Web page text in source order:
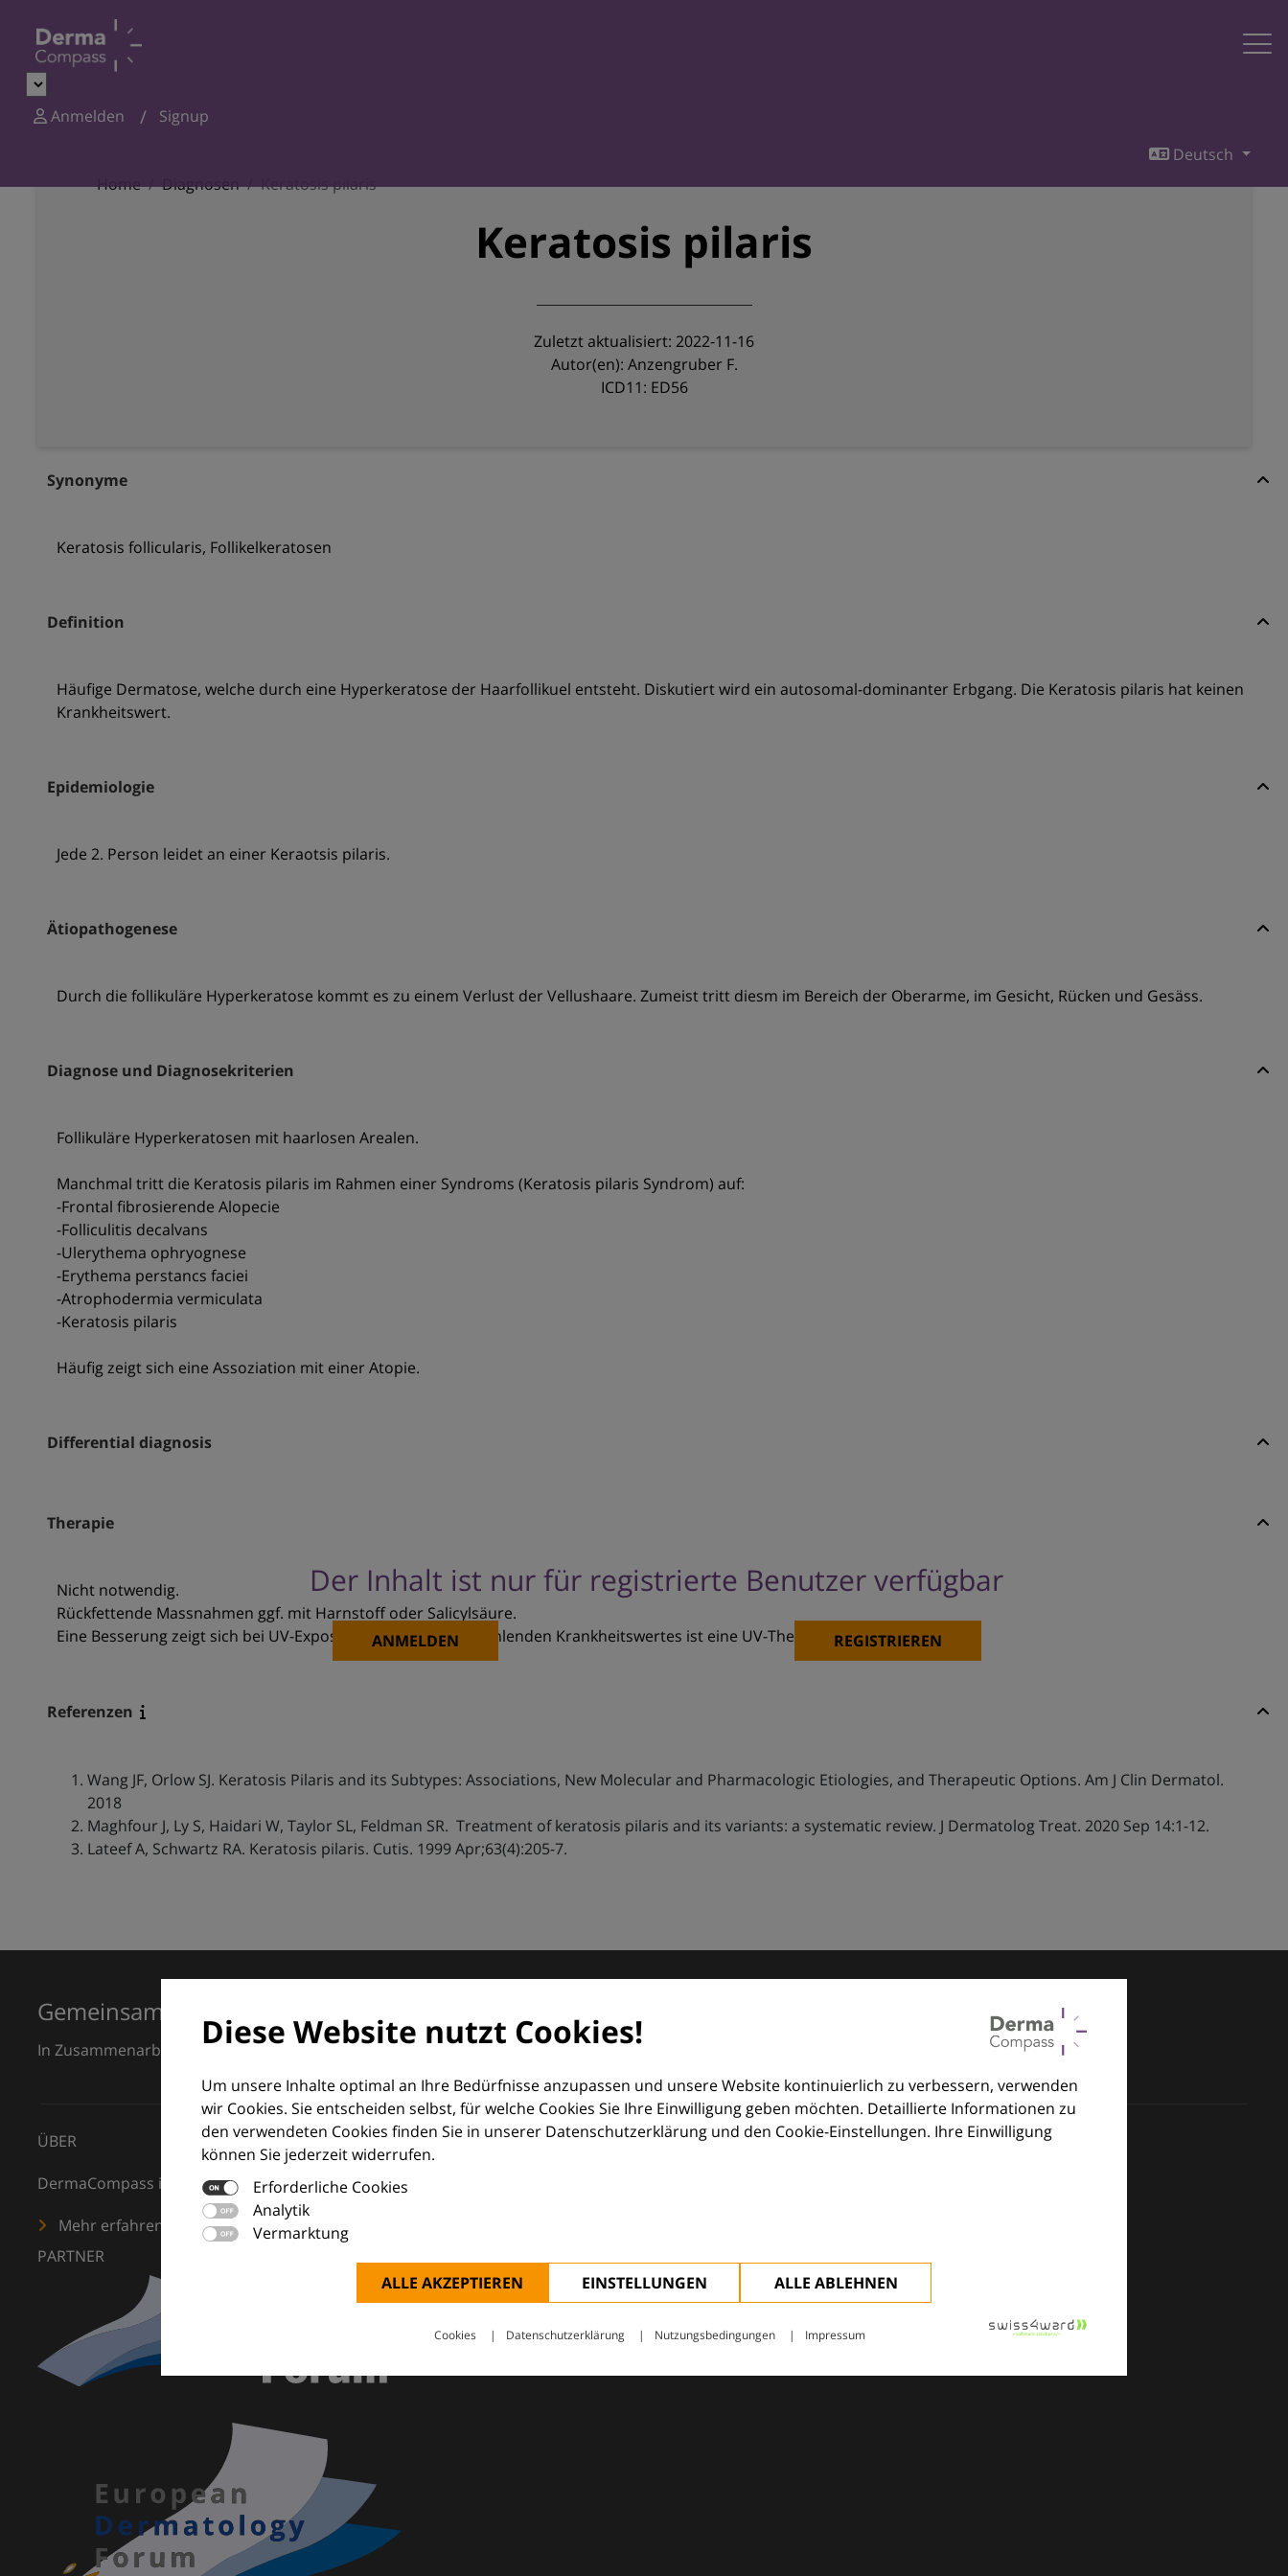
Anmelden
Signup
Deutsch
Home
Diagnosen Keratosis pilaris
Keratosis pilaris
Zuletzt aktualisiert: 2022-11-16
Autor(en): Anzengruber F.
ICD11: ED56
Synonyme
Keratosis follicularis, Follikelkeratosen
Definition
Häufige Dermatose, welche durch eine Hyperkeratose der Haarfollikuel entsteht. Diskutiert wird ein autosomal-dominanter Erbgang. Die Keratosis pilaris hat keinen
Krankheitswert.
Epidemiologie
Jede 2. Person leidet an einer Keraotsis pilaris.
Ätiopathogenese
Durch die follikuläre Hyperkeratose kommt es zu einem Verlust der Vellushaare. Zumeist tritt diesm im Bereich der Oberarme, im Gesicht, Rücken und Gesäss.
Diagnose und Diagnosekriterien
Follikuläre Hyperkeratosen mit haarlosen Arealen.
Manchmal tritt die Keratosis pilaris im Rahmen einer Syndroms (Keratosis pilaris Syndrom) auf:
-Frontal fibrosierende Alopecie
-Folliculitis decalvans
-Ulerythema ophryognese
-Erythema perstancs faciei
-Atrophodermia vermiculata
-Keratosis pilaris
Häufig zeigt sich eine Assoziation mit einer Atopie.
Differential diagnosis
Therapie
Der Inhalt ist nur für registrierte Benutzer verfügbar
ANMELDEN REGISTRIEREN
Nicht notwendig.
Rückfettende Massnahmen ggf. mit Harnstoff oder Salicylsäure.
Eine Besserung zeigt sich bei UV-Exposition (aufgrund des fehlenden Krankheitswertes ist eine UV-Therapie nicht indiziert.)
Referenzen
Wang JF, Orlow SJ. Keratosis Pilaris and its Subtypes: Associations, New Molecular and Pharmacologic Etiologies, and Therapeutic Options. Am J Clin Dermatol.
2018
Maghfour J, Ly S, Haidari W, Taylor SL, Feldman SR. Treatment of keratosis pilaris and its variants: a systematic review. J Dermatolog Treat. 2020 Sep 14:1-12.
Lateef A, Schwartz RA. Keratosis pilaris. Cutis. 1999 Apr;63(4):205-7.
Diese Website nutzt Cookies!
Um unsere Inhalte optimal an Ihre Bedürfnisse anzupassen und unsere Website kontinuierlich zu verbessern, verwenden
wir Cookies. Sie entscheiden selbst, für welche Cookies Sie Ihre Einwilligung geben möchten. Detaillierte Informationen zu
den verwendeten Cookies finden Sie in unserer Datenschutzerklärung und den Cookie-Einstellungen. Ihre Einwilligung
können Sie jederzeit widerrufen.
Erforderliche Cookies
Analytik
Vermarktung
ALLE AKZEPTIEREN EINSTELLUNGEN ALLE ABLEHNEN
Cookies Datenschutzerklärung Nutzungsbedingungen Impressum
Gemeinsam für Exzellenz in der Dermatologie
In Zusammenarbeit mit dem European Dermatology Forum (EDF) und Euroderm Excellence
ÜBER
DermaCompass ist Ihr digitaler Kompass für die Dermatologie – mit Wissen, Bildern und praktischen Tools für den klinischen Alltag.
Mehr erfahren
PARTNER